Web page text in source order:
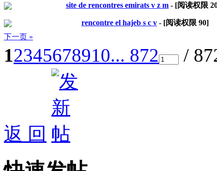
site de rencontres emirats v z m - [阅读权限
rencontre el hajeb s c v - [阅读权限 90]
下一页 »
12345678910... 872 /
返 回